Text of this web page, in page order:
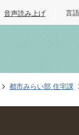
音声読み上げ 言
都市みらい部 住宅課